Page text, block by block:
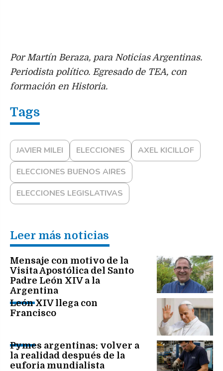
Por Martín Beraza, para Noticias Argentinas.
Periodista político. Egresado de TEA, con
formación en Historia.
JAVIER MILEI ELECCIONES
AXEL KICILLOF
ELECCIONES BUENOS AIRES
ELECCIONES LEGISLATIVAS
Leer más noticias
Mensaje con motivo de la
Visita Apostólica del Santo
Padre León XIV a la
Argentina
León XIV llega con
Francisco
Pymes argentinas: volver a
la realidad después de la
euforia mundialista